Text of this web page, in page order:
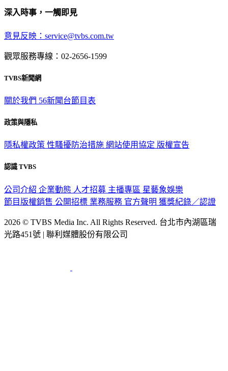
深入時事，一觸即見
意見反映：service@tvbs.com.tw
觀眾服務專線：02-2656-1599
TVBS新聞網
關於我們 56新聞台節目表
政策與隱私
隱私權政策 性騷擾防治措施 網站使用協定 版權宣告
認識 TVBS
公司介紹 企業動態 人才招募 主播專區 星藝象娛樂
節目版權銷售 公開招標 業務服務 官方聲明 獲獎紀錄／認證
2026 © TVBS Media Inc. All Rights Reserved. 台北市內湖區瑞
光路451號 | 聯利媒體股份有限公司